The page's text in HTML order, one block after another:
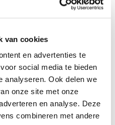
van cookies
en advertenties te
social media te bieden
analyseren. Ook delen we
onze site met onze
en analyse. Deze
combineren met andere
overeenkomst met ir. Van
sparen voor periodiek
het noodzakelijke grootschalig
en zal het museum wellicht
de veiligheid van de collectie,
kan worden